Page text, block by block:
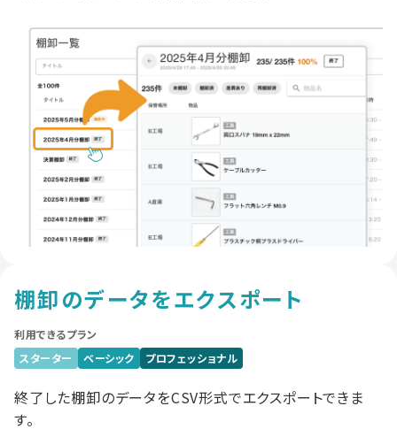
棚卸のデータをエクスポート
利用できるプラン
スターター
ベーシック プロフェッショナル
終了した棚卸のデータをCSV形式でエクスポートできま
す。